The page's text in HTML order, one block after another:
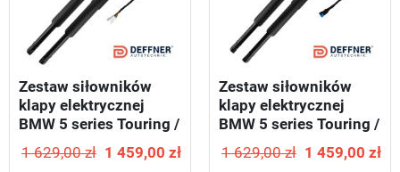
Zestaw siłowników
klapy elektrycznej
BMW 5 series Touring /
2017-2024 - DEFFNER
U02
1 629,00 zł 1 459,00 zł
Zestaw siłowników
klapy elektrycznej
BMW 5 series Touring /
2017-2024 - DEFFNER
U03
1 629,00 zł 1 459,00 zł